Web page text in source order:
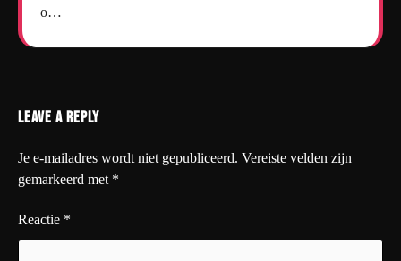
o…
Leave a Reply
Je e-mailadres wordt niet gepubliceerd. Vereiste velden zijn
gemarkeerd met *
Reactie *